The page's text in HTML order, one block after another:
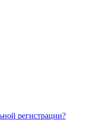
регистрации?